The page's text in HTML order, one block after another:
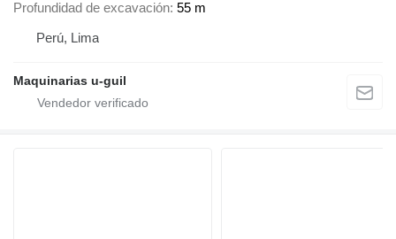
Profundidad de excavación 55 m
Perú, Lima
Maquinarias u-guil